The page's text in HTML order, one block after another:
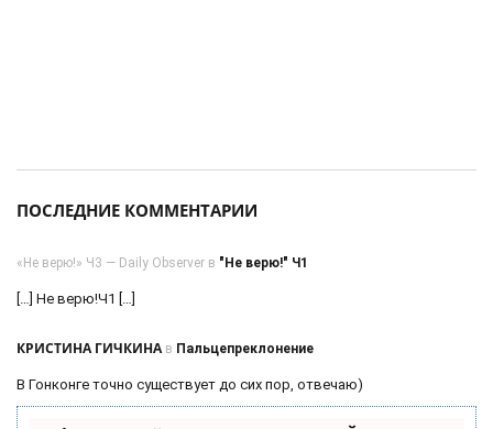
ПОСЛЕДНИЕ КОММЕНТАРИИ
«Не верю!» Ч3 — Daily Observer в "Не верю!" Ч1
[…] Не верю!Ч1 […]
КРИСТИНА ГИЧКИНА в Пальцепреклонение
В Гонконге точно существует до сих пор, отвечаю)